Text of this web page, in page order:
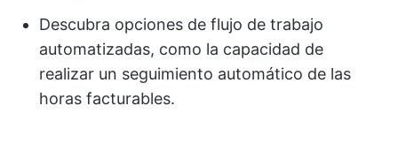
Descubra opciones de flujo de trabajo
automatizadas, como la capacidad de
realizar un seguimiento automático de las
horas facturables.